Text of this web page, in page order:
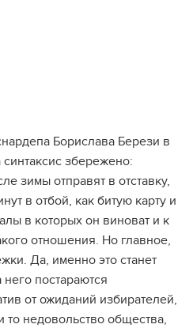
Борислава Берези в
збережено:
зимы отправят в отставку,
в отбой, как битую карту и
в которых он виноват и к
отношения. Но главное,
Да, именно это станет
постараются
от ожиданий избирателей,
то недовольство общества,